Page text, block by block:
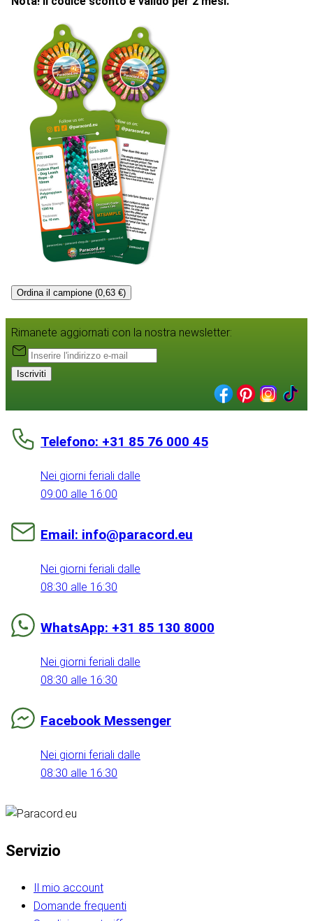
Ordina il campione (0,63 €)
Rimanete aggiornati con la nostra newsletter:
Iscriviti
Telefono: +31 85 76 000 45
Nei giorni feriali dalle
09:00 alle 16:00
Email: info@paracord.eu
Nei giorni feriali dalle
08:30 alle 16:30
WhatsApp: +31 85 130 8000
Nei giorni feriali dalle
08:30 alle 16:30
Facebook Messenger
Nei giorni feriali dalle
08:30 alle 16:30
Servizio
Il mio account
Domande frequenti